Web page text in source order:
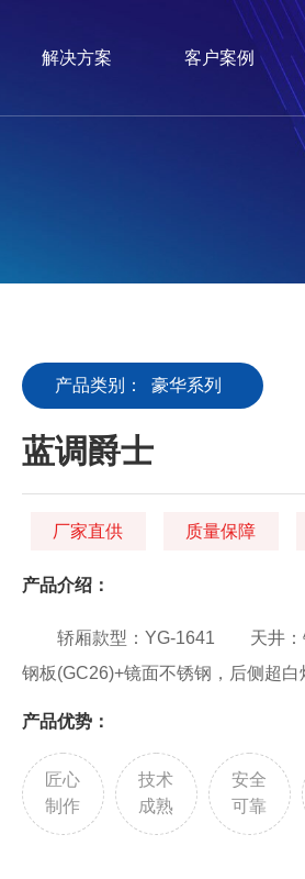
解决方案 客户案例
产品类别： 豪华系列
蓝调爵士
厂家直供 质量保障
产品介绍：
轿厢款型：YG-1641 天井：
钢板(GC26)+镜面不锈钢，后侧超
锈钢 轿门：镜面不锈钢 地板
产品优势：
匠心
制作
技术
成熟
安全
可靠